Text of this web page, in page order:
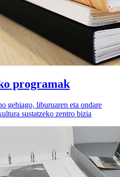
programak
gehiago, liburuaren eta ondare
sustatzeko zentro bizia